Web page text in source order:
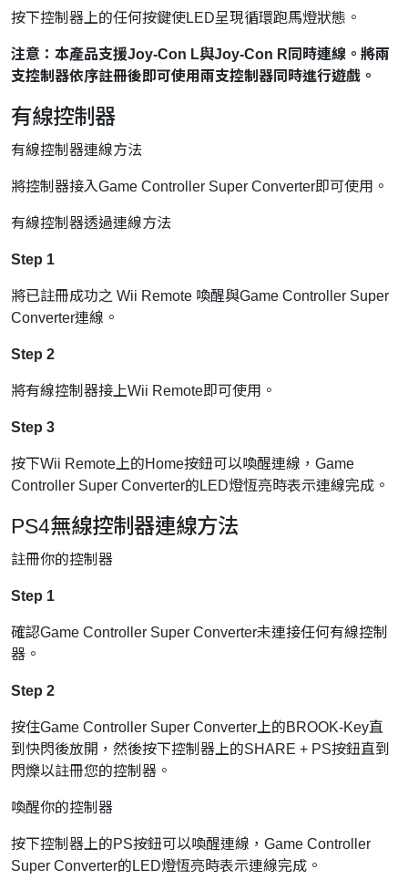
按下控制器上的任何按鍵使LED呈現循環跑馬燈狀態。
注意：本產品支援Joy-Con L與Joy-Con R 同時連線。將兩
支控制器依序註冊後即可使用兩支控制器同時進行遊戲。
有線控制器
有線控制器連線方法
將控制器接入Game Controller Super Converter即可使用。
有線控制器透過連線方法
Step 1
將已註冊成功之 Wii Remote 喚醒與Game Controller Super
Converter連線。
Step 2
將有線控制器接上Wii Remote即可使用。
Step 3
按下Wii Remote上的Home按鈕可以喚醒連線，Game
Controller Super Converter的LED燈恆亮時表示連線完成。
PS4無線控制器連線方法
註冊你的控制器
Step 1
確認Game Controller Super Converter未連接任何有線控制
器。
Step 2
按住Game Controller Super Converter上的BROOK-Key直
到快閃後放開，然後按下控制器上的SHARE + PS按鈕直到
閃爍以註冊您的控制器。
喚醒你的控制器
按下控制器上的PS按鈕可以喚醒連線，Game Controller
Super Converter的LED燈恆亮時表示連線完成。